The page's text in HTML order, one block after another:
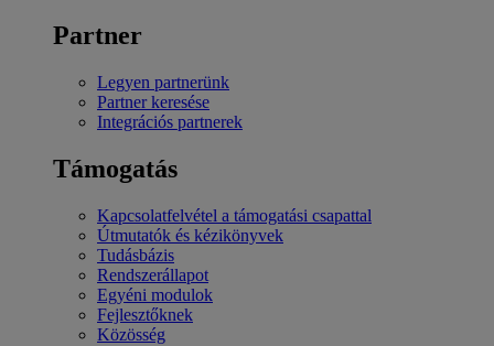
Partner
Legyen partnerünk
Partner keresése
Integrációs partnerek
Támogatás
Kapcsolatfelvétel a támogatási csapattal
Útmutatók és kézikönyvek
Tudásbázis
Rendszerállapot
Egyéni modulok
Fejlesztőknek
Közösség